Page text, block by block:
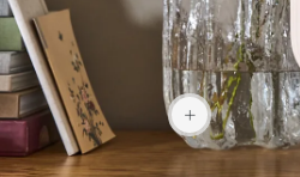
2 969 kr